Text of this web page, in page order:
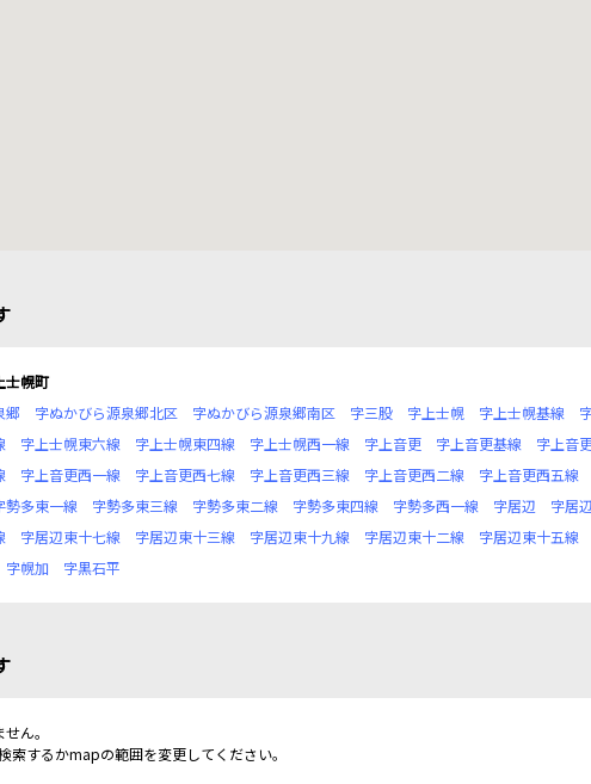
士幌町
郷
字ぬかびら源泉郷北区 字ぬかびら源泉郷南区 字三股 字上士幌 字上士幌基線
字上士幌東六線 字上士幌東四線 字上士幌西一線 字上音更 字上音更基線 字上音
字上音更西一線 字上音更西七線 字上音更西三線 字上音更西二線 字上音更西五線
勢多東一線 字勢多東三線 字勢多東二線 字勢多東四線 字勢多西一線 字居辺 字居
字居辺東十七線 字居辺東十三線 字居辺東十九線 字居辺東十二線 字居辺東十五線
字幌加 字黒石平
ん。
索するかmapの範囲を変更してください。